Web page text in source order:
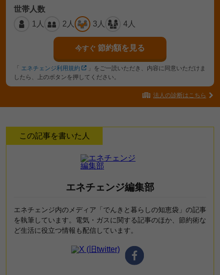
世帯人数
1人
2人 3人 4人
今すぐ 節約額を見る
「 エネチェンジ利用規約
」をご一読いただき、内容に同意いただけま
したら、上のボタンを押してください。
法人の診断はこちら
この記事を書いた人
エネチェンジ編集部
エネチェンジ内のメディア「でんきと暮らしの知恵袋」の記事
を執筆しています。電気・ガスに関する記事のほか、節約術な
ど生活に役立つ情報も配信しています。